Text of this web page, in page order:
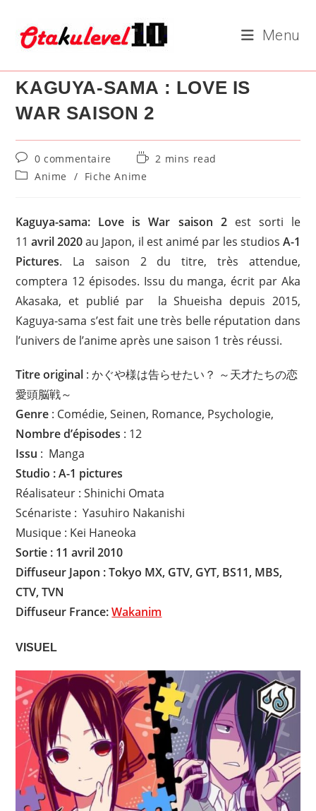
content
Menu
KAGUYA-SAMA : LOVE IS
WAR SAISON 2
Commentaires
de
la
0 commentaire
Temps
lecture :
2 mins read
PostAnime / Fiche Anime
Kaguya-sama: Love is War saison 2est sorti le
11 avril 2020au Japon, il est animé par les studios A-1
Pictures. La saison 2 du titre, très attendue,
comptera 12 épisodes. Issu du manga, écrit par Aka
Akasaka, et publié par la Shueisha depuis 2015,
Kaguya-sama s’est fait une très belle réputation dans
l’univers de l’anime après une saison 1 très réussi.
Titre original : かぐや様は告らせたい？ ～天才たちの恋
愛頭脳戦～
Genre : Comédie, Seinen, Romance, Psychologie,
Nombre d’épisodes : 12
Issu : Manga
Studio : A-1 pictures
Réalisateur : Shinichi Omata
Scénariste : Yasuhiro Nakanishi
Musique : Kei Haneoka
Sortie : 11 avril 2010
Diffuseur Japon : Tokyo MX, GTV, GYT, BS11, MBS,
CTV, TVN
Diffuseur France:Wakanim
VISUEL